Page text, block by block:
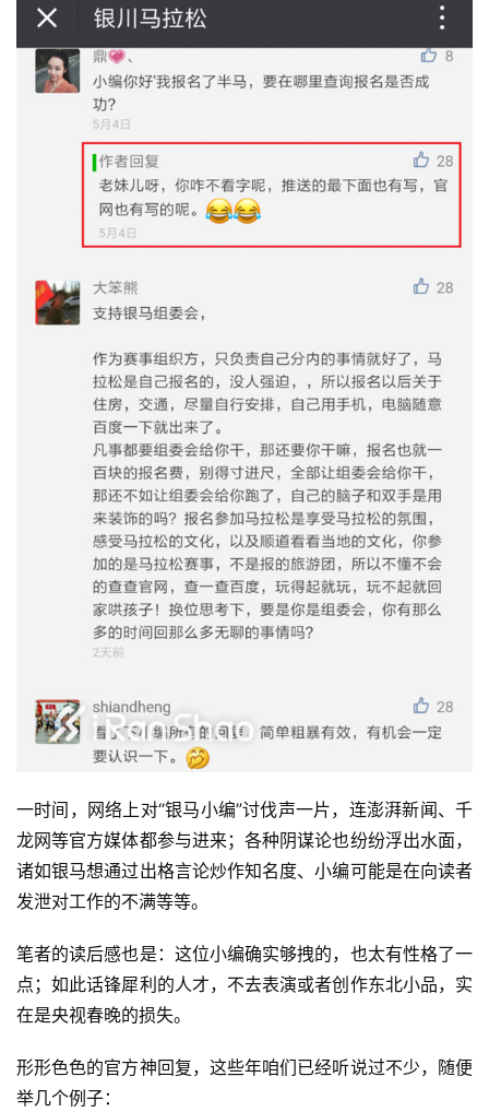
一时间，网络上对“银马小编”讨伐声一片，连澎湃新闻、千
龙网等官方媒体都参与进来；各种阴谋论也纷纷浮出水面，
诸如银马想通过出格言论炒作知名度、小编可能是在向读者
发泄对工作的不满等等。
笔者的读后感也是：这位小编确实够拽的，也太有性格了一
点；如此话锋犀利的人才，不去表演或者创作东北小品，实
在是央视春晚的损失。
形形色色的官方神回复，这些年咱们已经听说过不少，随便
举几个例子：